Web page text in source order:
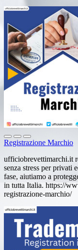
Registrazione Marchio
ufficiobrevettimarchi.it
senza stress per privati
fase, aiutiamo a
in tutta Italia. https://
registrazione-marchio/